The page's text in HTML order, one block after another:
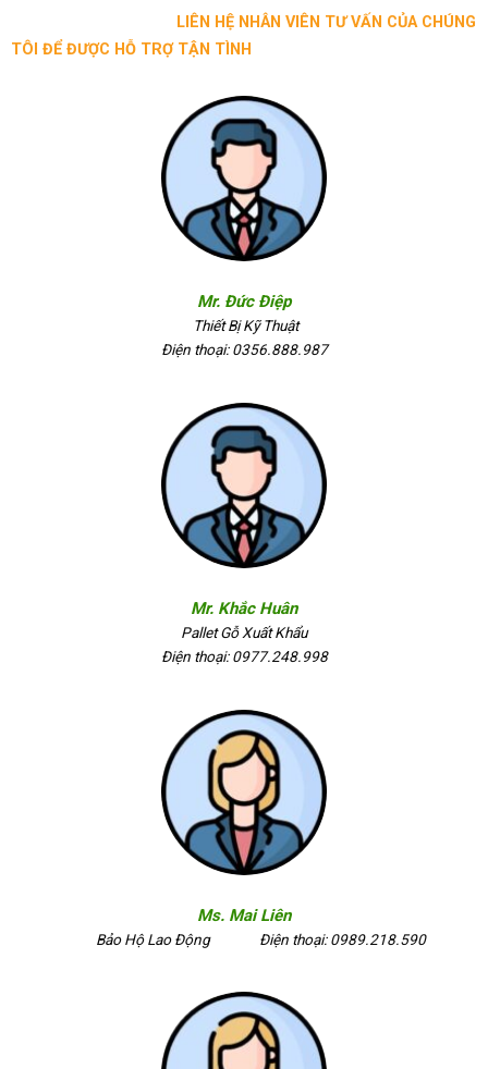
LIÊN HỆ NHÂN VIÊN TƯ VẤN CỦA CHÚNG
TÔI ĐỂ ĐƯỢC HỖ TRỢ TẬN TÌNH
Mr. Đức Điệp
Thiết Bị Kỹ Thuật
Điện thoại: 0356.888.987
Mr. Khắc Huân
Pallet Gỗ Xuất Khẩu
Điện thoại: 0977.248.998
Ms. Mai Liên
Bảo Hộ Lao Động Điện thoại: 0989.218.590